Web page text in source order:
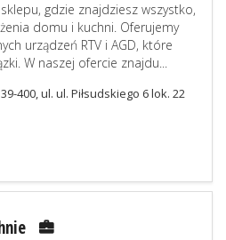
gdzie znajdziesz wszystko,
domu i kuchni. Oferujemy
urządzeń RTV i AGD, które
W naszej ofercie znajdu...
400, ul. ul. Piłsudskiego 6 lok. 22